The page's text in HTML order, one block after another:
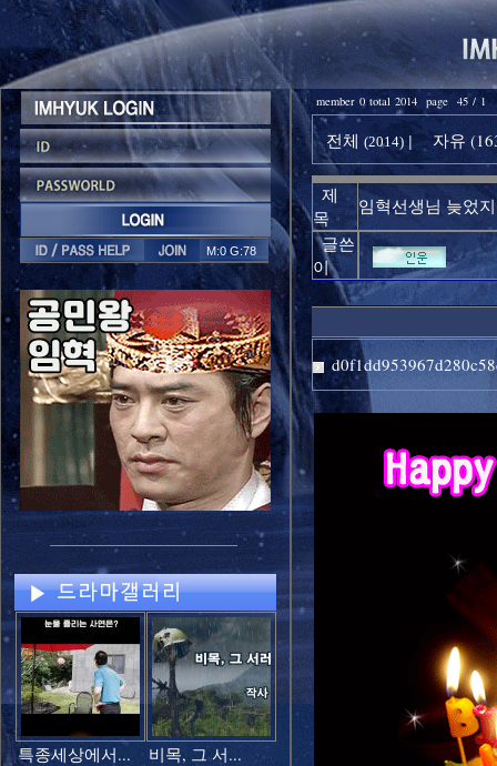
M:0 G:78
특종세상에서... 비목, 그 서...
member 0 total 2014 page 45 / 1
전체 (2014) | 자유
제
목
임혁선생님 늦었
글쓴
이